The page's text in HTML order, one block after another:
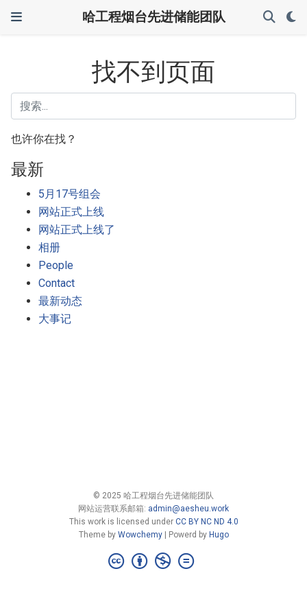
哈工程烟台先进储能团队
找不到页面
也许你在找？
最新
5月17号组会
网站正式上线
网站正式上线了
相册
People
Contact
最新动态
大事记
© 2025 哈工程烟台先进储能团队
网站运营联系邮箱: admin@aesheu.work
This work is licensed under CC BY NC ND 4.0
Theme by Wowchemy| Powerd by Hugo